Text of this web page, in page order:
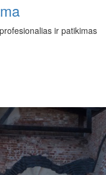
ir patikimas